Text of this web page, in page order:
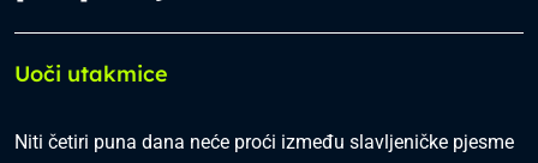
Uoči utakmice
Niti četiri puna dana neće proći između slavljeničke pjesme